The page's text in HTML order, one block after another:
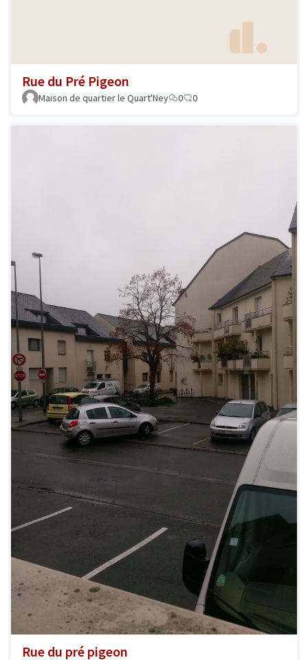
Rue du Pré Pigeon
Maison de quartier le Quart'Ney 0 0
Rue du pré pigeon